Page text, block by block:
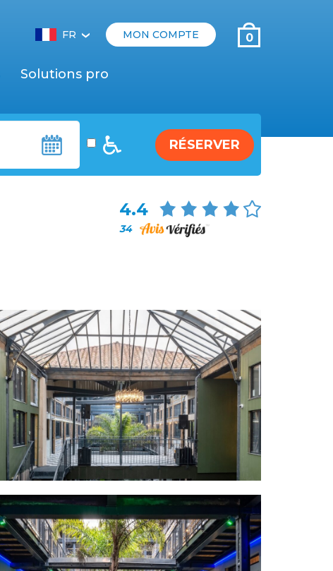
FR‹ MON COMPTE 0
Solutions pro
RÉSERVER
4.4
34